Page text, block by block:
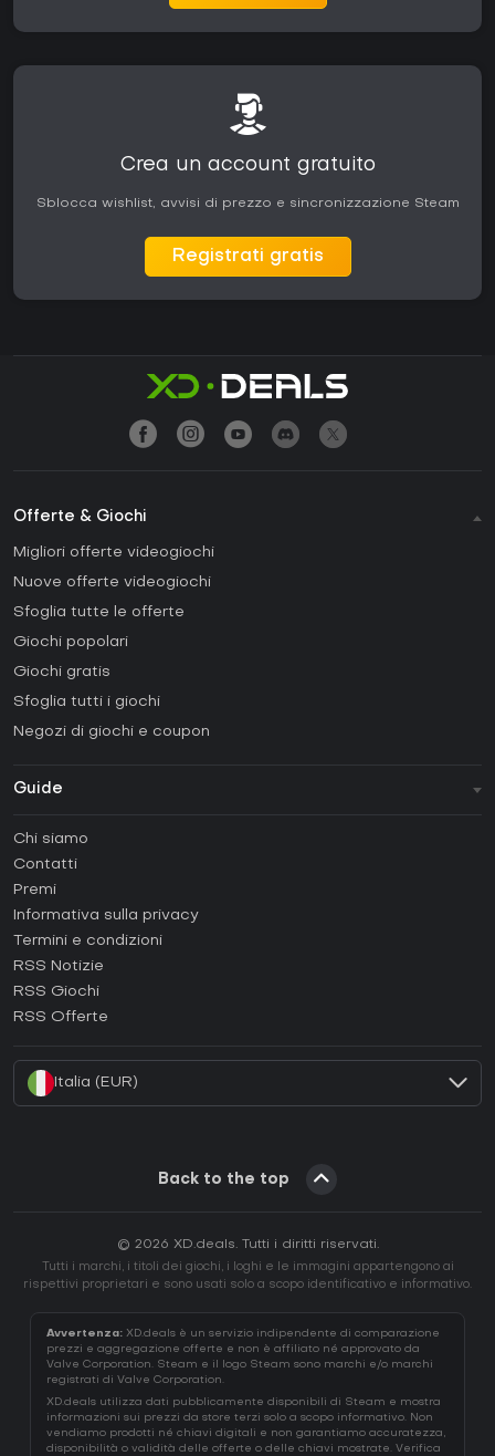
Crea un account gratuito
Sblocca wishlist, avvisi di prezzo e sincronizzazione Steam
Registrati gratis
Offerte & Giochi
Migliori offerte videogiochi
Nuove offerte videogiochi
Sfoglia tutte le offerte
Giochi popolari
Giochi gratis
Sfoglia tutti i giochi
Negozi di giochi e coupon
Guide
Come attivare una Steam CD Key?
Come attivare una Epic Games CD Key?
Come attivare una GOG CD Key?
Come attivare una Ubisoft Connect CD Key?
Chi siamo
Contatti
Premi
Informativa sulla privacy
Termini e condizioni
RSS Notizie
RSS Giochi
RSS Offerte
Italia (EUR)
Back to the top
© 2026 XD.deals. Tutti i diritti riservati.
Tutti i marchi, i titoli dei giochi, i loghi e le immagini appartengono ai
rispettivi proprietari e sono usati solo a scopo identificativo e informativo.
Avvertenza: XD.deals è un servizio indipendente di comparazione
prezzi e aggregazione offerte e non è affiliato né approvato da
Valve Corporation. Steam e il logo Steam sono marchi e/o marchi
registrati di Valve Corporation.
XD.deals utilizza dati pubblicamente disponibili di Steam e mostra
informazioni sui prezzi da store terzi solo a scopo informativo. Non
vendiamo prodotti né chiavi digitali e non garantiamo accuratezza,
disponibilità o validità delle offerte o delle chiavi mostrate. Verifica